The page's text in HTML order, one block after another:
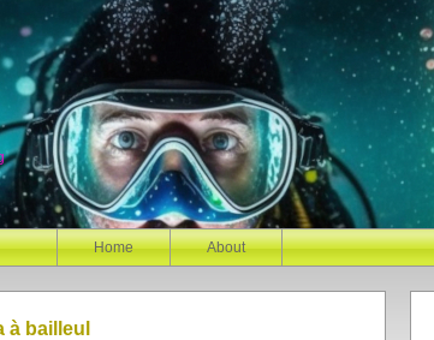
Home About
à bailleul